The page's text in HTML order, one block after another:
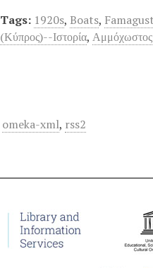
Tags: 1920s, Boats,
(Κύπρος)--Ιστορία,
omeka-xml, rss2